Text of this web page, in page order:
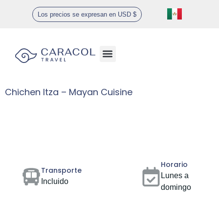
Los precios se expresan en USD $
Chichen Itza – Mayan Cuisine
Transporte
Incluido
Horario
Lunes a
domingo